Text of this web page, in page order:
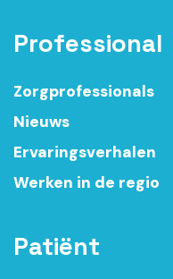
Professional
Zorgprofessionals
Nieuws
Ervaringsverhalen
Werken in de regio
Patiënt